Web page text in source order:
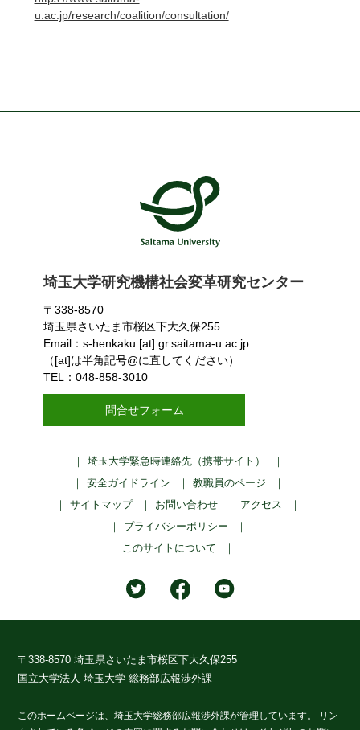
u.ac.jp/research/coalition/consultation/
埼玉大学研究機構社会変革研究センター
〒338-8570
埼玉県さいたま市桜区下大久保255
Email：s-henkaku [at] gr.saitama-u.ac.jp
（[at]は半角記号@に直してください）
TEL：048-858-3010
問合せフォーム
埼玉大学緊急時連絡先（携帯サイト）
安全ガイドライン
教職員のページ
サイトマップ
お問い合わせ
アクセス
プライバシーポリシー
このサイトについて
このホームページは、埼玉大学総務部広報渉外課が管理しています。
リン
〒338-8570 埼玉県さいたま市桜区下大久保255
国立大学法人 埼玉大学 総務部広報渉外課